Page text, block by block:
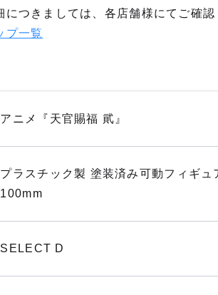
つきましては、各店舗様にてご確認
プ一覧
アニメ『天官賜福 貮』
プラスチック製 塗装済み可動フィギ
100mm
SELECT D